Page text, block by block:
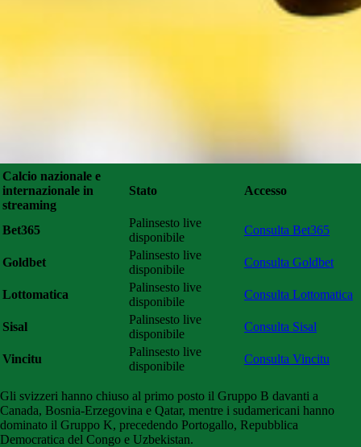
Calcio nazionale e
internazionale in
streaming
Stato Accesso
Bet365
Palinsesto live
disponibile
Consulta Bet365
Goldbet
Palinsesto live
disponibile
Consulta Goldbet
Lottomatica
Palinsesto live
disponibile
Consulta Lottomatica
Sisal
Palinsesto live
disponibile
Consulta Sisal
Vincitu
Palinsesto live
disponibile
Consulta Vincitu
Gli svizzeri hanno chiuso al primo posto il Gruppo B davanti a
Canada, Bosnia-Erzegovina e Qatar, mentre i sudamericani hanno
dominato il Gruppo K, precedendo Portogallo, Repubblica
Democratica del Congo e Uzbekistan.